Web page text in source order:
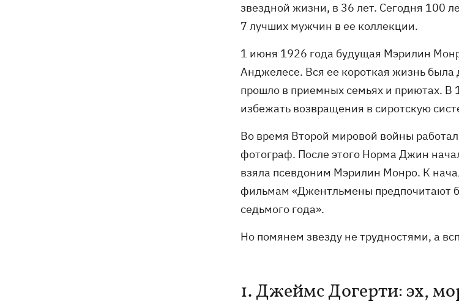
звездной жизни, в 36 лет. Сегодня 100
7 лучших мужчин в ее коллекции.
1 июня 1926 года будущая Мэрилин
Анджелесе. Вся ее короткая жизнь
прошло в приемных семьях и приютах.
избежать возвращения в сиротскую
Во время Второй мировой войны
фотограф. После этого Норма Джин
взяла псевдоним Мэрилин Монро. К
фильмам «Джентльмены предпочитают
седьмого года».
Но помянем звезду не трудностями, а
1. Джеймс Догерти: эх,